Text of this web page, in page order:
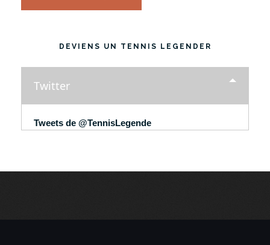
DEVIENS UN TENNIS LEGENDER
Twitter
Tweets de @TennisLegende